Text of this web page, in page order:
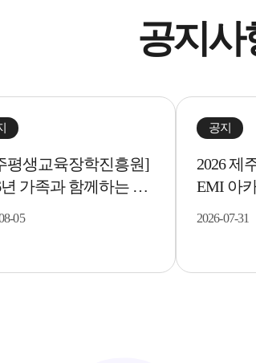
공지사
평생교육장학진흥원]
년 가족과 함께하는 메
05
공지
2026 제
EMI 아
2026-07-31